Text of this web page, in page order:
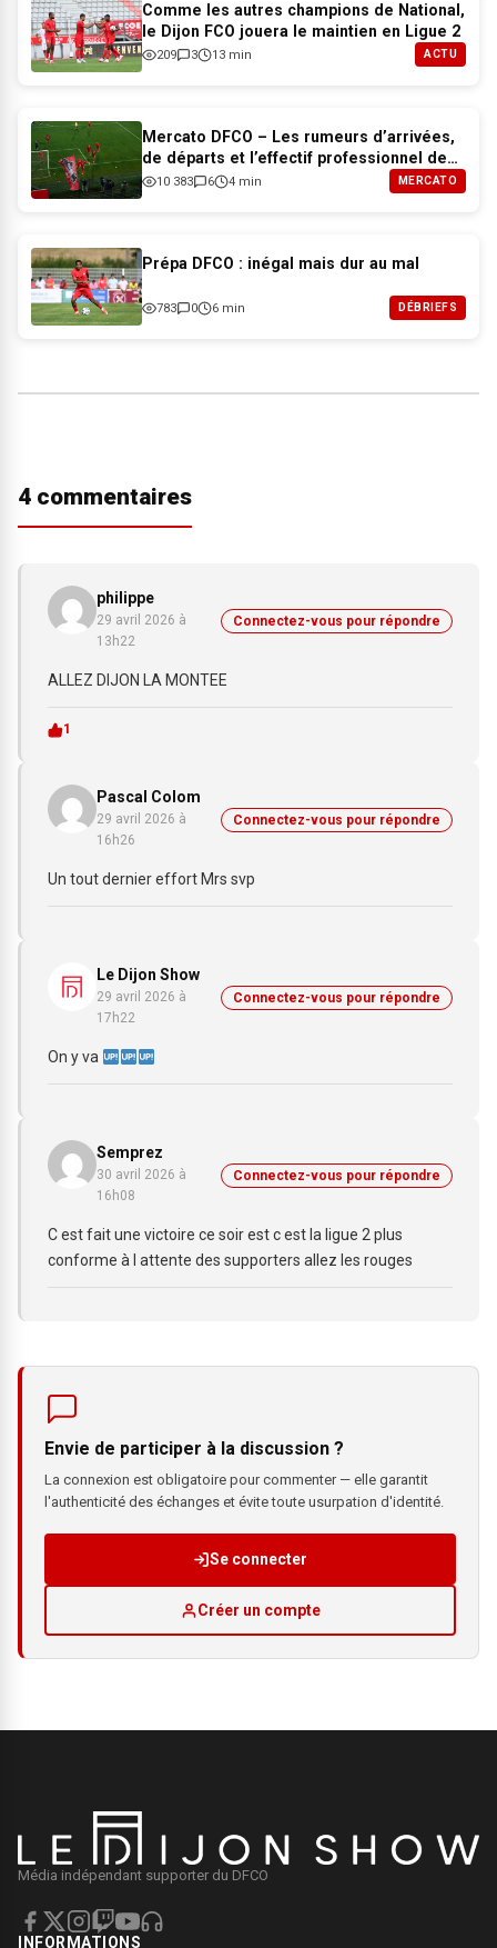
Comme les autres champions de National,
le Dijon FCO jouera le maintien en Ligue 2
209 3 13 min ACTU
Mercato DFCO – Les rumeurs d’arrivées,
de départs et l’effectif professionnel de
Dijon pour 2026-2027
10 383 6 4 min MERCATO
Prépa DFCO : inégal mais dur au mal
783 0 6 min DÉBRIEFS
4 commentaires
philippe
29 avril 2026 à
13h22
Connectez-vous pour répondre
ALLEZ DIJON LA MONTEE
1
Pascal Colom
29 avril 2026 à
16h26
Connectez-vous pour répondre
Un tout dernier effort Mrs svp
Le Dijon Show
29 avril 2026 à
17h22
Connectez-vous pour répondre
On y va
Semprez
30 avril 2026 à
16h08
Connectez-vous pour répondre
C est fait une victoire ce soir est c est la ligue 2 plus
conforme à l attente des supporters allez les rouges
Envie de participer à la discussion ?
La connexion est obligatoire pour commenter — elle garantit
l'authenticité des échanges et évite toute usurpation d'identité.
Se connecter
Créer un compte
Média indépendant supporter du DFCO
INFORMATIONS